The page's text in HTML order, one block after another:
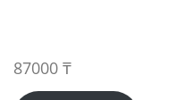
87000 ₸